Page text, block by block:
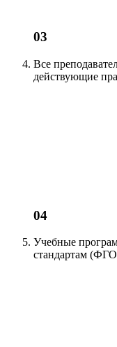
03
Все
действующие
04
Учебные
стандартам